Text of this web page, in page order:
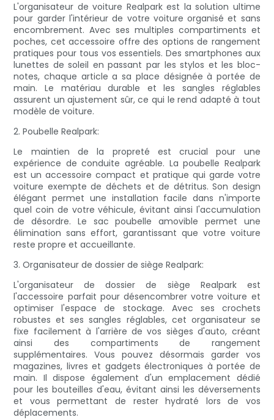
L'organisateur de voiture Realpark est la solution ultime
pour garder l'intérieur de votre voiture organisé et sans
encombrement. Avec ses multiples compartiments et
poches, cet accessoire offre des options de rangement
pratiques pour tous vos essentiels. Des smartphones aux
lunettes de soleil en passant par les stylos et les bloc-
notes, chaque article a sa place désignée à portée de
main. Le matériau durable et les sangles réglables
assurent un ajustement sûr, ce qui le rend adapté à tout
modèle de voiture.
2. Poubelle Realpark:
Le maintien de la propreté est crucial pour une
expérience de conduite agréable. La poubelle Realpark
est un accessoire compact et pratique qui garde votre
voiture exempte de déchets et de détritus. Son design
élégant permet une installation facile dans n'importe
quel coin de votre véhicule, évitant ainsi l'accumulation
de désordre. Le sac poubelle amovible permet une
élimination sans effort, garantissant que votre voiture
reste propre et accueillante.
3. Organisateur de dossier de siège Realpark:
L'organisateur de dossier de siège Realpark est
l'accessoire parfait pour désencombrer votre voiture et
optimiser l'espace de stockage. Avec ses crochets
robustes et ses sangles réglables, cet organisateur se
fixe facilement à l'arrière de vos sièges d'auto, créant
ainsi des compartiments de rangement
supplémentaires. Vous pouvez désormais garder vos
magazines, livres et gadgets électroniques à portée de
main. Il dispose également d'un emplacement dédié
pour les bouteilles d'eau, évitant ainsi les déversements
et vous permettant de rester hydraté lors de vos
déplacements.